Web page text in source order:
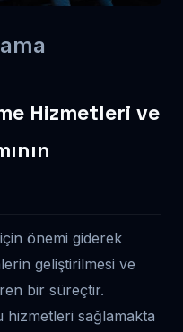
Hizmetleri ve
için önemi giderek
geliştirilmesi ve
bir süreçtir.
hizmetleri sağlamakta